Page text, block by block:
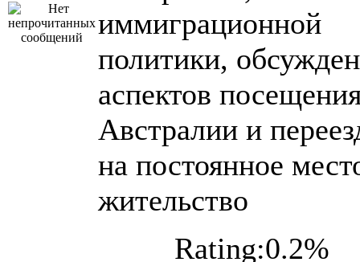
иммиграционной
политики,
аспектов
Австралии и
на постоянное
жительство
Rating:0.2%